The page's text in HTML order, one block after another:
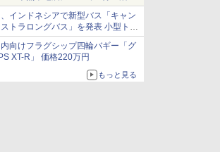
インドネシアで新型バス「キャン
トラロングバス」を発表 小型トラ
観光・旅客輸送向けバス
向けフラグシップ四輪バギー「グ
XT-R」 価格220万円
もっと見る